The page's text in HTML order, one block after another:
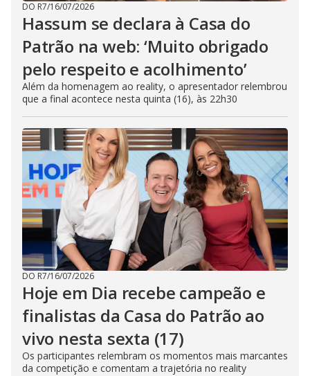
DO R7/16/07/2026
Hassum se declara à Casa do
Patrão na web: ‘Muito obrigado
pelo respeito e acolhimento’
Além da homenagem ao reality, o apresentador relembrou
que a final acontece nesta quinta (16), às 22h30
DO R7/16/07/2026
Hoje em Dia recebe campeão e
finalistas da Casa do Patrão ao
vivo nesta sexta (17)
Os participantes relembram os momentos mais marcantes
da competição e comentam a trajetória no reality